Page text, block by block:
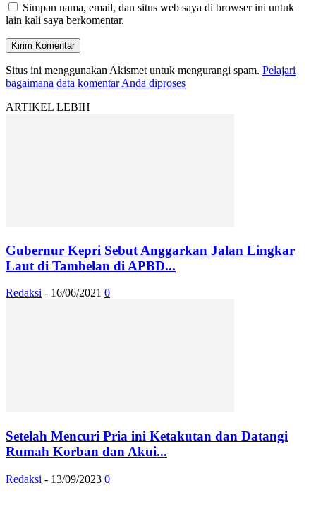
Simpan nama, email, dan situs web saya di browser ini untuk
lain kali saya berkomentar.
Situs ini menggunakan Akismet untuk mengurangi spam. Pelajari
bagaimana data komentar Anda diproses
ARTIKEL LEBIH
Gubernur Kepri Sebut Anggarkan Jalan Lingkar
Laut di Tambelan di APBD...
Redaksi - 16/06/2021 0
Setelah Mencuri Pria ini Ketakutan dan Datangi
Rumah Korban dan Akui...
Redaksi - 13/09/2023 0